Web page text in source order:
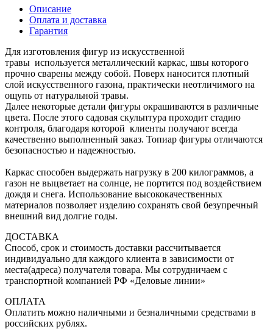
Описание
Оплата и доставка
Гарантия
Для изготовления фигур из искусственной
травы используется металлический каркас, швы которого
прочно сварены между собой. Поверх наносится плотный
слой искусственного газона, практически неотличимого на
ощупь от натуральной травы.
Далее некоторые детали фигуры окрашиваются в различные
цвета. После этого садовая скульптура проходит стадию
контроля, благодаря которой клиенты получают всегда
качественно выполненный заказ. Топиар фигуры отличаются
безопасностью и надежностью.
Каркас способен выдержать нагрузку в 200 килограммов, а
газон не выцветает на солнце, не портится под воздействием
дождя и снега. Использование высококачественных
материалов позволяет изделию сохранять свой безупречный
внешний вид долгие годы.
ДОСТАВКА
Способ, срок и стоимость доставки рассчитывается
индивидуально для каждого клиента в зависимости от
места(адреса) получателя товара. Мы сотрудничаем с
транспортной компанией РФ «Деловые линии»
ОПЛАТА
Оплатить можно наличными и безналичными средствами в
российских рублях.